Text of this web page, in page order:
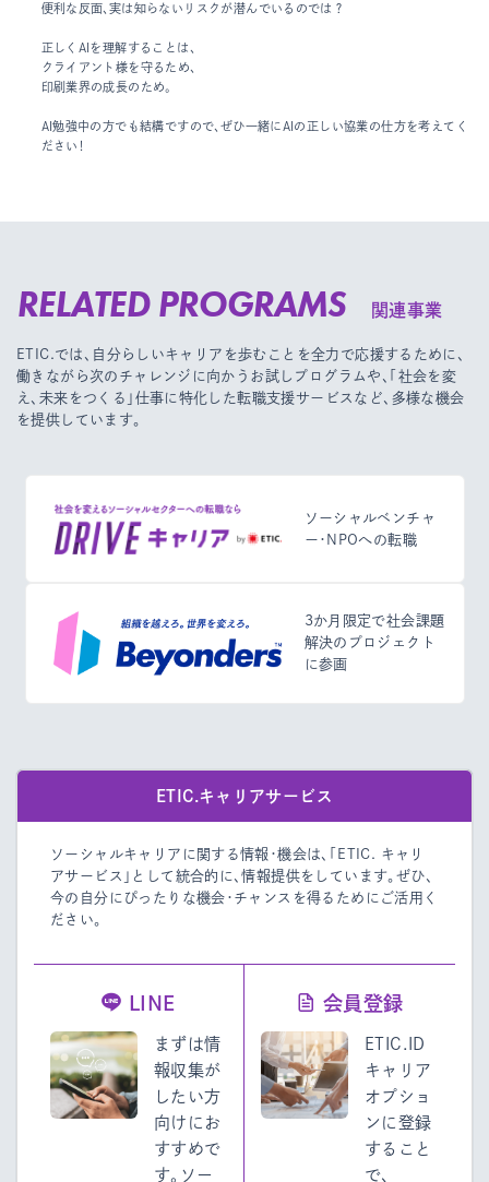
便利な反面、実は知らないリスクが潜んでいるのでは？
正しくAIを理解することは、
クライアント様を守るため、
印刷業界の成長のため。
AI勉強中の方でも結構ですので、ぜひ一緒にAIの正しい協業の仕方を考えてく
ださい！
RELATED PROGRAMS 関連事業
ETIC.では、自分らしいキャリアを歩むことを全力で応援するために、
働きながら次のチャレンジに向かうお試しプログラムや、
「社会を変
え、未来をつくる」仕事に特化した転職支援サービスなど、多様な機会
を提供しています。
ソーシャルベンチャ
ー・NPOへの転職
3か月限定で社会課題
解決のプロジェクト
に参画
ETIC.キャリアサービス
ソーシャルキャリアに関する情報・機会は、「ETIC. キャリ
アサービス」として統合的に、情報提供をしています。 ぜひ、
今の自分にぴったりな機会・チャンスを得るためにご活用く
ださい。
LINE
まずは情
報収集が
したい方
向けにお
すすめで
す。ソー
会員登録
ETIC.ID
キャリア
オプショ
ンに登録
すること
で、